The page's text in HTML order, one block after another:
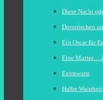
Diese Nacht
Dornröschen
Ein Oscar für
Eine Mutter…
Extrawurst
Halbe